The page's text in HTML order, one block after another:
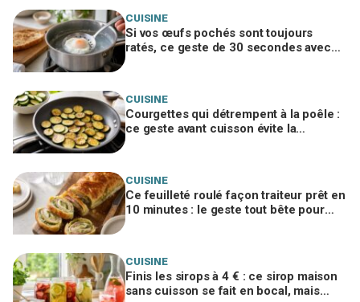
CUISINE
Si vos œufs pochés sont toujours
ratés, ce geste de 30 secondes avec
CUISINE
Courgettes qui détrempent à la poêle :
ce geste avant cuisson évite la
CUISINE
Ce feuilleté roulé façon traiteur prêt en
10 minutes : le geste tout bête pour
CUISINE
Finis les sirops à 4 € : ce sirop maison
sans cuisson se fait en bocal, mais